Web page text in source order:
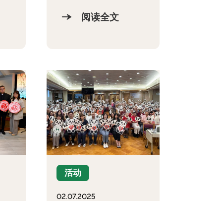
阅读全文
活动
02.07.2025